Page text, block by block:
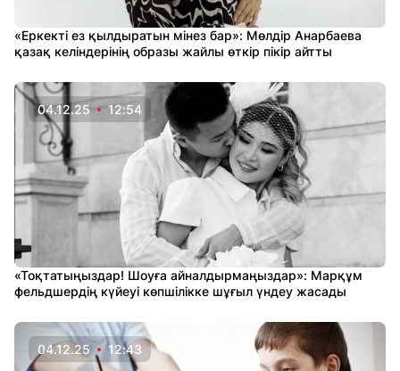
«Еркекті ез қылдыратын мінез бар»: Мөлдір Анарбаева
қазақ келіндерінің образы жайлы өткір пікір айтты
04.12.25 12:54
«Тоқтатыңыздар! Шоуға айналдырмаңыздар»: Марқұм
фельдшердің күйеуі көпшілікке шұғыл үндеу жасады
04.12.25 12:43